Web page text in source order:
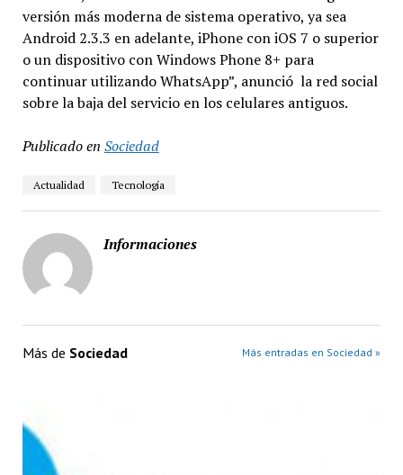
versión más moderna de sistema operativo, ya sea
Android 2.3.3 en adelante, iPhone con iOS 7 o superior
o un dispositivo con Windows Phone 8+ para
continuar utilizando WhatsApp”, anunció la red social
sobre la baja del servicio en los celulares antiguos.
Publicado en Sociedad
Actualidad Tecnología
Informaciones
Más de Sociedad Más entradas en Sociedad »